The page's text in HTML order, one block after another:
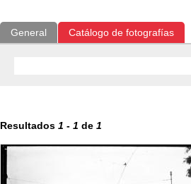
General Catálogo de fotografías
Resultados 1 - 1 de 1